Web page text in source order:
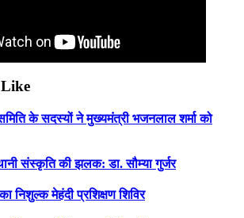
के सदस्यों ने मुख्यमंत्री भजनलाल शर्मा को
संस्कृति की झलक: डा. सौम्या गुर्जर
का निशुल्क मेहंदी प्रशिक्षण शिविर